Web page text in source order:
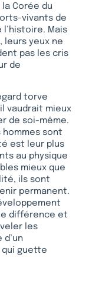
Corée du
vivants de
Mais
leurs yeux ne
pas les cris
de
torve
vaudrait mieux
de soi-même.
hommes sont
est leur plus
au physique
mieux que
ils sont
permanent.
différence et
les
guette